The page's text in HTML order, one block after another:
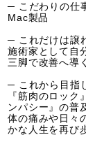
─ こだわりの仕
Mac製品
─ これだけは譲
施術家として自
三脚で改善へ導
─ これから目指
『筋肉のロッ
ンパシー』の普
体の痛みや日々
かな人生を再び